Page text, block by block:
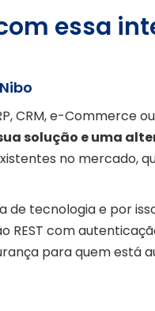
essa
CRM, e-Commerce
solução e uma
no mercado,
de tecnologia e por
REST com
para quem está